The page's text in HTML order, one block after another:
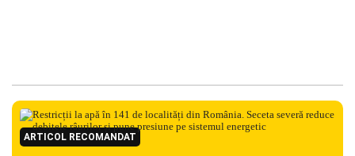
ARTICOL RECOMANDAT